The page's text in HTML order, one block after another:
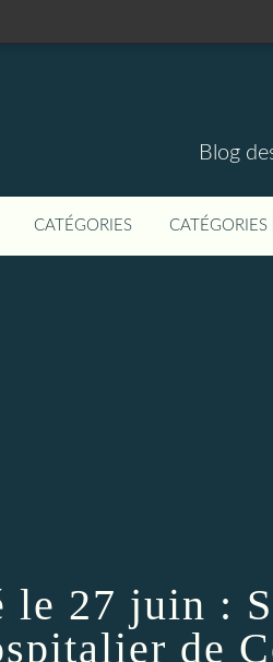
Blog
CATÉGORIES CATÉGORIES
le 27 juin :
de